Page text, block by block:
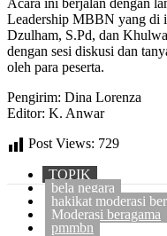
Leadership MBBN yang di
Dzulham, S.Pd, dan
dengan sesi diskusi dan
oleh para peserta.
Pengirim: Dina Lorenza
Editor: K. Anwar
Post Views: 729
TOPIK
bela negara
hakikat moderasi
Moderasi beragama
pmmbn